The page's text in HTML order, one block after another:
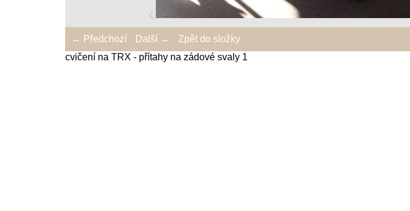
← Předchozí Další →
Zpět do složky
cvičení na TRX - přítahy na zádové svaly 1